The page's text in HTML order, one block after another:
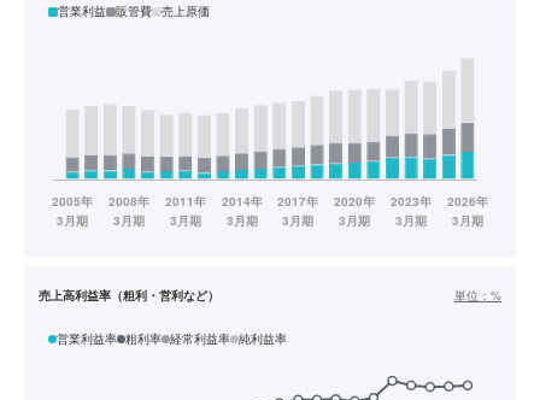
営業利益 販管費 売上原価
売上高利益率（粗利・営利など） 単位： %
営業利益率 粗利率 経常利益率 純利益率